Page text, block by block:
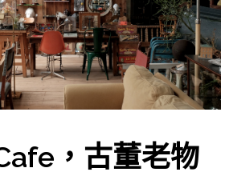
，古董老物